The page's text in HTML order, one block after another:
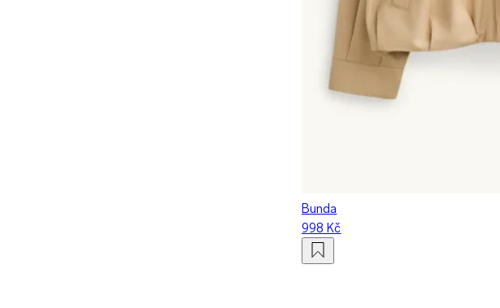
Bunda
998 Kč